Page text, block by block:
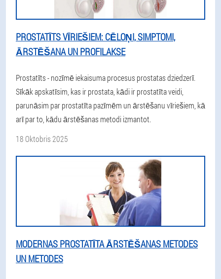
PROSTATĪTS VĪRIEŠIEM: CĒLOŅI, SIMPTOMI,
ĀRSTĒŠANA UN PROFILAKSE
Prostatīts - nozīmē iekaisuma procesus prostatas dziedzerī.
Sīkāk apskatīsim, kas ir prostata, kādi ir prostatīta veidi,
parunāsim par prostatīta pazīmēm un ārstēšanu vīriešiem, kā
arī par to, kādu ārstēšanas metodi izmantot.
18 Oktobris 2025
MODERNAS PROSTATĪTA ĀRSTĒŠANAS METODES
UN METODES